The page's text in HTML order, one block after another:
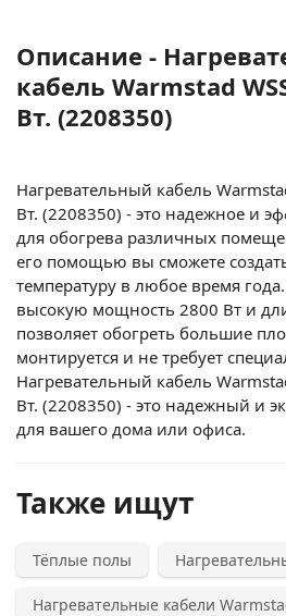
Описание -
кабель Warmstad
Вт. (2208350)
Нагревательный кабель
Вт. (2208350) - это надежное и
для обогрева различных
его помощью вы сможете
температуру в любое время
высокую мощность 2800 Вт и
позволяет обогреть большие
монтируется и не требует
Нагревательный кабель
Вт. (2208350) - это надежный и
для вашего дома или офиса.
Также ищут
Тёплые полы
Нагревательные кабели